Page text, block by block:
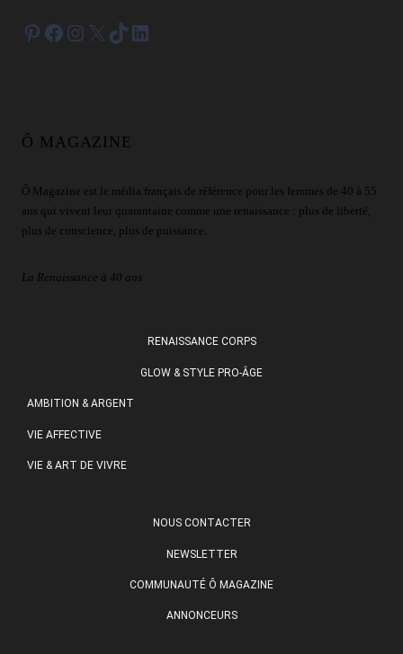
Pinterest
Facebook
Instagram
X TikTokLinkedIn
Ô MAGAZINE
Ô Magazine est le média français de référence pour les femmes de 40 à 55
ans qui vivent leur quarantaine comme une renaissance : plus de liberté,
plus de conscience, plus de puissance.
La Renaissance à 40 ans
RENAISSANCE CORPS
GLOW & STYLE PRO-ÂGE
AMBITION & ARGENT
VIE AFFECTIVE
VIE & ART DE VIVRE
NOUS CONTACTER
NEWSLETTER
COMMUNAUTÉ Ô MAGAZINE
ANNONCEURS